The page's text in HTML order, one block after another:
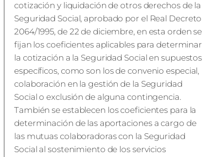
cotización y liquidación de otros derechos de la
Seguridad Social, aprobado por el Real Decreto
2064/1995, de 22 de diciembre, en esta orden se
fijan los coeficientes aplicables para determinar
la cotización a la Seguridad Social en supuestos
específicos, como son los de convenio especial,
colaboración en la gestión de la Seguridad
Social o exclusión de alguna contingencia.
También se establecen los coeficientes para la
determinación de las aportaciones a cargo de
las mutuas colaboradoras con la Seguridad
Social al sostenimiento de los servicios